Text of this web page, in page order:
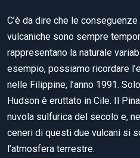
C’è da dire che le
vulcaniche sono sempre
rappresentano la naturale
esempio, possiamo ricordare
nelle Filippine, l’anno 1991.
Hudson è eruttato in Cile. Il
nuvola sulfurica del secolo e,
ceneri di questi due vulcani si
l’atmosfera terrestre.